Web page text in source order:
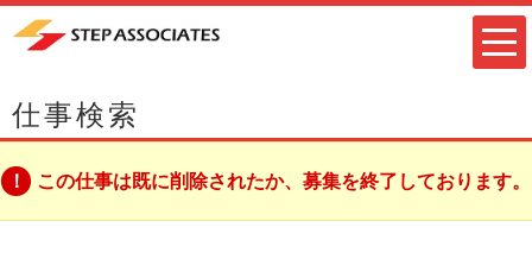
仕事検索
この仕事は既に削除されたか、募集を終了しております。